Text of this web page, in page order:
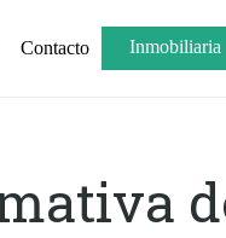
Contacto Inmobiliaria